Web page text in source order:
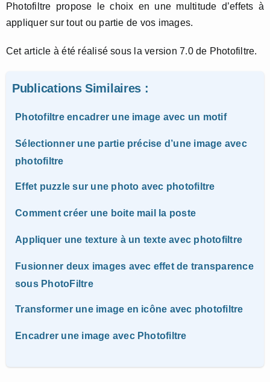
Photofiltre propose le choix en une multitude d’effets à
appliquer sur tout ou partie de vos images.
Cet article à été réalisé sous la version 7.0 de Photofiltre.
Publications Similaires :
Photofiltre encadrer une image avec un motif
Sélectionner une partie précise d’une image avec
photofiltre
Effet puzzle sur une photo avec photofiltre
Comment créer une boite mail la poste
Appliquer une texture à un texte avec photofiltre
Fusionner deux images avec effet de transparence
sous PhotoFiltre
Transformer une image en icône avec photofiltre
Encadrer une image avec Photofiltre